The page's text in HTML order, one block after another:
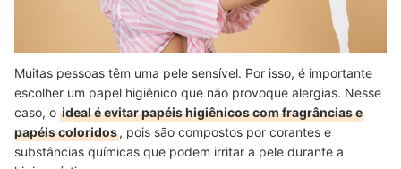
Muitas pessoas têm uma pele sensível. Por isso, é importante
escolher um papel higiênico que não provoque alergias. Nesse
caso, o ideal é evitar papéis higiênicos com fragrâncias e
papéis coloridos, pois são compostos por corantes e
substâncias químicas que podem irritar a pele durante a